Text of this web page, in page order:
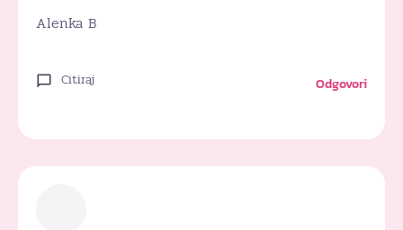
Alenka B
Citiraj Odgovori